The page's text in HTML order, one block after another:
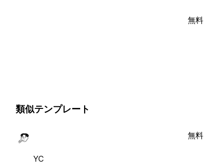
無料
類似テンプレート
YC
無料